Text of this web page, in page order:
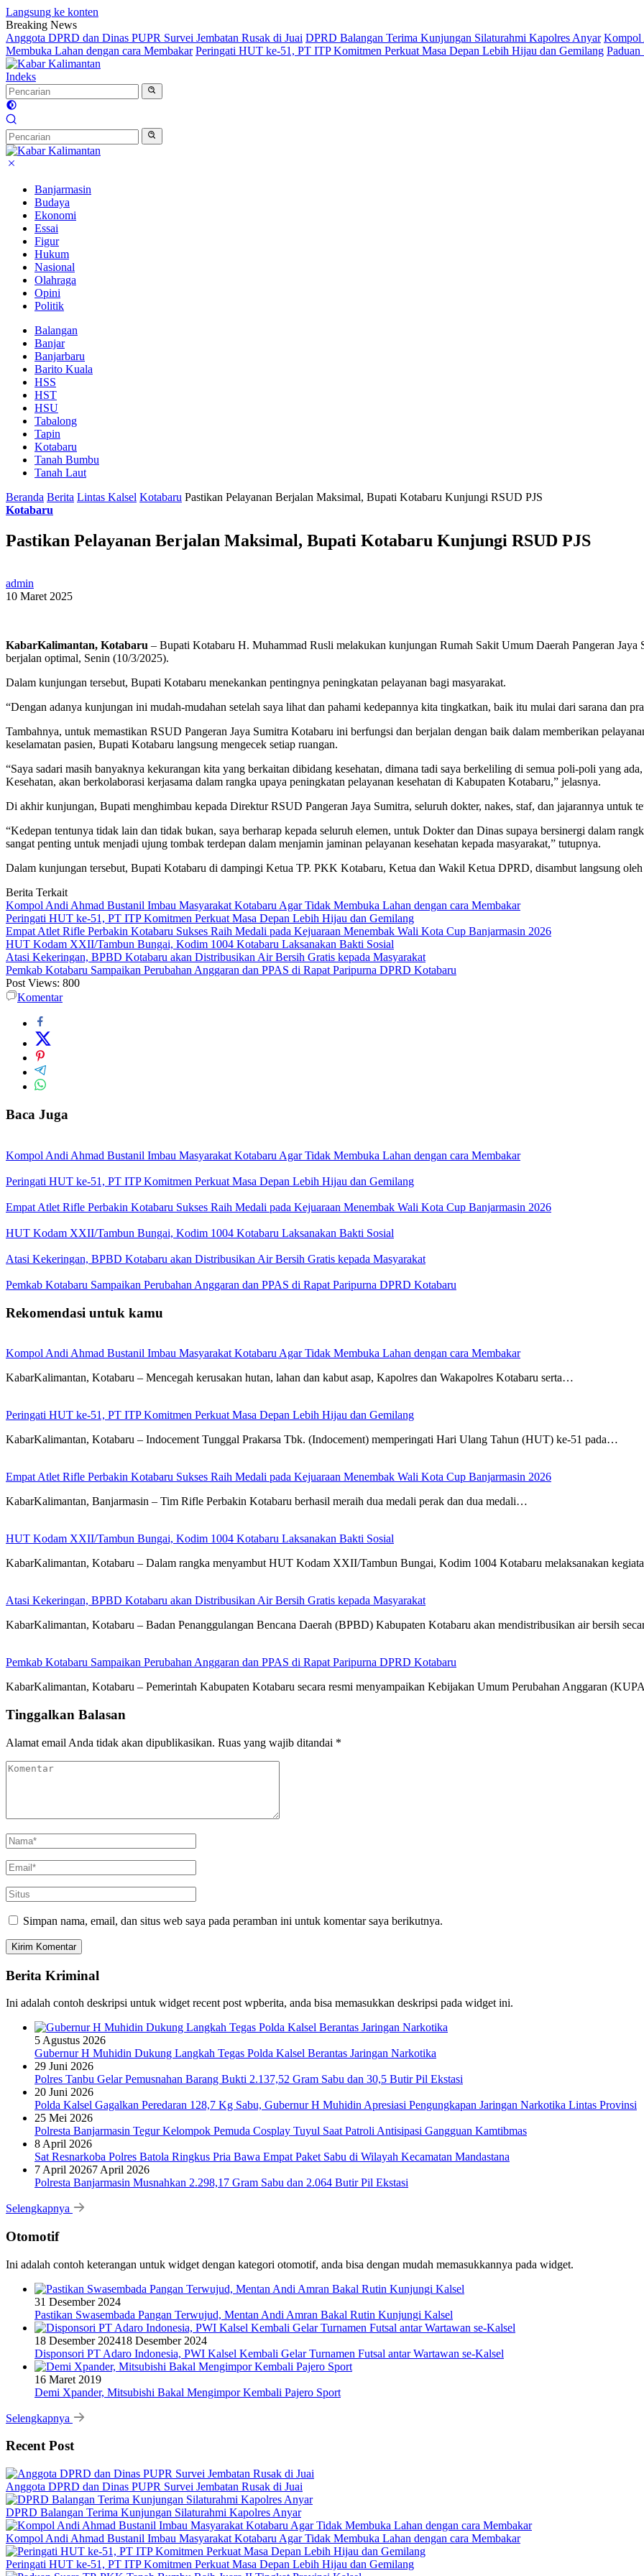
Langsung ke konten
Breaking News
Anggota DPRD dan Dinas PUPR Survei Jembatan Rusak di Juai DPRD Balangan Terima Kunjungan Silaturahmi Kapolres Anyar Kompol
Membuka Lahan dengan cara Membakar Peringati HUT ke-51, PT ITP Komitmen Perkuat Masa Depan Lebih Hijau dan Gemilang
Indeks
Banjarmasin
Budaya
Ekonomi
Essai
Figur
Hukum
Nasional
Olahraga
Opini
Politik
Balangan
Banjar
Banjarbaru
Barito Kuala
HSS
HST
HSU
Tabalong
Tapin
Kotabaru
Tanah Bumbu
Tanah Laut
Beranda Berita Lintas Kalsel Kotabaru Pastikan Pelayanan Berjalan Maksimal, Bupati Kotabaru Kunjungi RSUD PJS
Kotabaru
Pastikan Pelayanan Berjalan Maksimal, Bupati Kotabaru Kunjungi RSUD PJS
admin
10 Maret 2025
KabarKalimantan, Kotabaru – Bupati Kotabaru H. Muhammad Rusli melakukan kunjungan Rumah Sakit Umum Daerah Pangeran Jaya
berjalan optimal, Senin (10/3/2025).
Dalam kunjungan tersebut, Bupati Kotabaru menekankan pentingnya peningkatan pelayanan bagi masyarakat.
“Dengan adanya kunjungan ini mudah-mudahan setelah saya lihat dan pahami kedepannya kita tingkatkan, baik itu mulai dari sarana dan
Tambahnya, untuk memastikan RSUD Pangeran Jaya Sumitra Kotabaru ini berfungsi dan berjalan dengan baik dalam memberikan
keselamatan pasien, Bupati Kotabaru langsung mengecek setiap ruangan.
“Saya sadari masih banyaknya kekurangan kita yang berkaitan dibidang kesehatan, dimana tadi saya berkeliling di semua poli-poli yang
Kesehatan, akan berkolaborasi kerjasama dalam rangka upaya peningkatan pelayanan kesehatan di Kabupaten Kotabaru,” jelasnya.
Di akhir kunjungan, Bupati menghimbau kepada Direktur RSUD Pangeran Jaya Sumitra, seluruh dokter, nakes, staf, dan jajarannya untuk
“Kedepan tentunya tidak lain dan tidak bukan, saya berharap kepada seluruh elemen, untuk Dokter dan Dinas supaya bersinergi dalam
sangat penting untuk menjadi ujung tombak terdepan dalam menjamin jaminan pelayanan kesehatan kepada masyarakat,” tutupnya.
Dalam kunjungan tersebut, Bupati Kotabaru di dampingi Ketua TP. PKK Kotabaru, Ketua dan Wakil Ketua DPRD, disambut langsung
Berita Terkait
Kompol Andi Ahmad Bustanil Imbau Masyarakat Kotabaru Agar Tidak Membuka Lahan dengan cara Membakar
Peringati HUT ke-51, PT ITP Komitmen Perkuat Masa Depan Lebih Hijau dan Gemilang
Empat Atlet Rifle Perbakin Kotabaru Sukses Raih Medali pada Kejuaraan Menembak Wali Kota Cup Banjarmasin 2026
HUT Kodam XXII/Tambun Bungai, Kodim 1004 Kotabaru Laksanakan Bakti Sosial
Atasi Kekeringan, BPBD Kotabaru akan Distribusikan Air Bersih Gratis kepada Masyarakat
Pemkab Kotabaru Sampaikan Perubahan Anggaran dan PPAS di Rapat Paripurna DPRD Kotabaru
Post Views: 800
Komentar
Baca Juga
Kompol Andi Ahmad Bustanil Imbau Masyarakat Kotabaru Agar Tidak Membuka Lahan dengan cara Membakar
Peringati HUT ke-51, PT ITP Komitmen Perkuat Masa Depan Lebih Hijau dan Gemilang
Empat Atlet Rifle Perbakin Kotabaru Sukses Raih Medali pada Kejuaraan Menembak Wali Kota Cup Banjarmasin 2026
HUT Kodam XXII/Tambun Bungai, Kodim 1004 Kotabaru Laksanakan Bakti Sosial
Atasi Kekeringan, BPBD Kotabaru akan Distribusikan Air Bersih Gratis kepada Masyarakat
Pemkab Kotabaru Sampaikan Perubahan Anggaran dan PPAS di Rapat Paripurna DPRD Kotabaru
Rekomendasi untuk kamu
Kompol Andi Ahmad Bustanil Imbau Masyarakat Kotabaru Agar Tidak Membuka Lahan dengan cara Membakar
KabarKalimantan, Kotabaru – Mencegah kerusakan hutan, lahan dan kabut asap, Kapolres dan Wakapolres Kotabaru serta…
Peringati HUT ke-51, PT ITP Komitmen Perkuat Masa Depan Lebih Hijau dan Gemilang
KabarKalimantan, Kotabaru – Indocement Tunggal Prakarsa Tbk. (Indocement) memperingati Hari Ulang Tahun (HUT) ke-51 pada…
Empat Atlet Rifle Perbakin Kotabaru Sukses Raih Medali pada Kejuaraan Menembak Wali Kota Cup Banjarmasin 2026
KabarKalimantan, Banjarmasin – Tim Rifle Perbakin Kotabaru berhasil meraih dua medali perak dan dua medali…
HUT Kodam XXII/Tambun Bungai, Kodim 1004 Kotabaru Laksanakan Bakti Sosial
KabarKalimantan, Kotabaru – Dalam rangka menyambut HUT Kodam XXII/Tambun Bungai, Kodim 1004 Kotabaru melaksanakan
Atasi Kekeringan, BPBD Kotabaru akan Distribusikan Air Bersih Gratis kepada Masyarakat
KabarKalimantan, Kotabaru – Badan Penanggulangan Bencana Daerah (BPBD) Kabupaten Kotabaru akan mendistribusikan air bersih
Pemkab Kotabaru Sampaikan Perubahan Anggaran dan PPAS di Rapat Paripurna DPRD Kotabaru
KabarKalimantan, Kotabaru – Pemerintah Kabupaten Kotabaru secara resmi menyampaikan Kebijakan Umum Perubahan Anggaran
Tinggalkan Balasan
Alamat email Anda tidak akan dipublikasikan. Ruas yang wajib ditandai *
Simpan nama, email, dan situs web saya pada peramban ini untuk komentar saya berikutnya.
Berita Kriminal
Ini adalah contoh deskripsi untuk widget recent post wpberita, anda bisa memasukkan deskripsi pada widget ini.
5 Agustus 2026
Gubernur H Muhidin Dukung Langkah Tegas Polda Kalsel Berantas Jaringan Narkotika
29 Juni 2026
Polres Tanbu Gelar Pemusnahan Barang Bukti 2.137,52 Gram Sabu dan 30,5 Butir Pil Ekstasi
20 Juni 2026
Polda Kalsel Gagalkan Peredaran 128,7 Kg Sabu, Gubernur H Muhidin Apresiasi Pengungkapan Jaringan Narkotika Lintas Provinsi
25 Mei 2026
Polresta Banjarmasin Tegur Kelompok Pemuda Cosplay Tuyul Saat Patroli Antisipasi Gangguan Kamtibmas
8 April 2026
Sat Resnarkoba Polres Batola Ringkus Pria Bawa Empat Paket Sabu di Wilayah Kecamatan Mandastana
7 April 20267 April 2026
Polresta Banjarmasin Musnahkan 2.298,17 Gram Sabu dan 2.064 Butir Pil Ekstasi
Selengkapnya
Otomotif
Ini adalah contoh keterangan untuk widget dengan kategori otomotif, anda bisa dengan mudah memasukkannya pada widget.
31 Desember 2024
Pastikan Swasembada Pangan Terwujud, Mentan Andi Amran Bakal Rutin Kunjungi Kalsel
18 Desember 202418 Desember 2024
Disponsori PT Adaro Indonesia, PWI Kalsel Kembali Gelar Turnamen Futsal antar Wartawan se-Kalsel
16 Maret 2019
Demi Xpander, Mitsubishi Bakal Mengimpor Kembali Pajero Sport
Selengkapnya
Recent Post
Anggota DPRD dan Dinas PUPR Survei Jembatan Rusak di Juai
DPRD Balangan Terima Kunjungan Silaturahmi Kapolres Anyar
Kompol Andi Ahmad Bustanil Imbau Masyarakat Kotabaru Agar Tidak Membuka Lahan dengan cara Membakar
Peringati HUT ke-51, PT ITP Komitmen Perkuat Masa Depan Lebih Hijau dan Gemilang